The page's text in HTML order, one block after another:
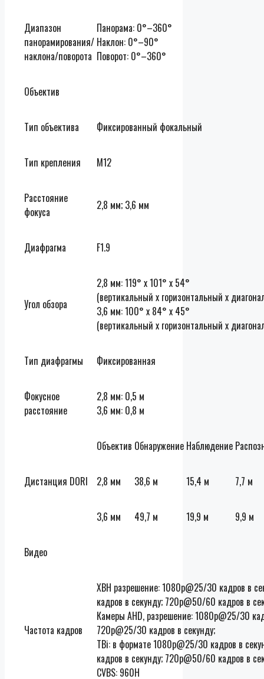
Диапазон
панорамирования/
наклона/поворота
Панорама: 0°–360°
Наклон: 0°–90°
Поворот: 0°–360°
Объектив
Тип объектива Фиксированный фокальный
Тип крепления M12
Расстояние
фокуса
2,8 мм; 3,6 мм
Диафрагма F1.9
Угол обзора
2,8 мм: 119° x 101° x 54°
(вертикальный x горизонтальный x
3,6 мм: 100° x 84° x 45°
(вертикальный x горизонтальный x
Тип диафрагмы Фиксированная
Фокусное
расстояние
2,8 мм: 0,5 м
3,6 мм: 0,8 м
Дистанция DORI
Объектив Обнаружение Наблюдение
2,8 мм 38,6 м 15,4 м 7,7 м
3,6 мм 49,7 м 19,9 м 9,9 м
Видео
Частота кадров
ХВН разрешение: 1080p@25/30 кадров в
кадров в секунду; 720р@50/60 кадров в
Камеры AHD, разрешение: 1080p@25/30
720р@25/30 кадров в секунду;
ТВі: в формате 1080p@25/30 кадров в
кадров в секунду; 720р@50/60 кадров в
CVBS: 960H